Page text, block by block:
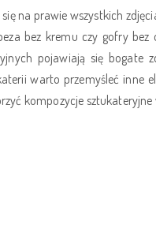
na prawie wszystkich
bez kremu czy gofry
pojawiają się bogate
warto przemyśleć inne
kompozycje